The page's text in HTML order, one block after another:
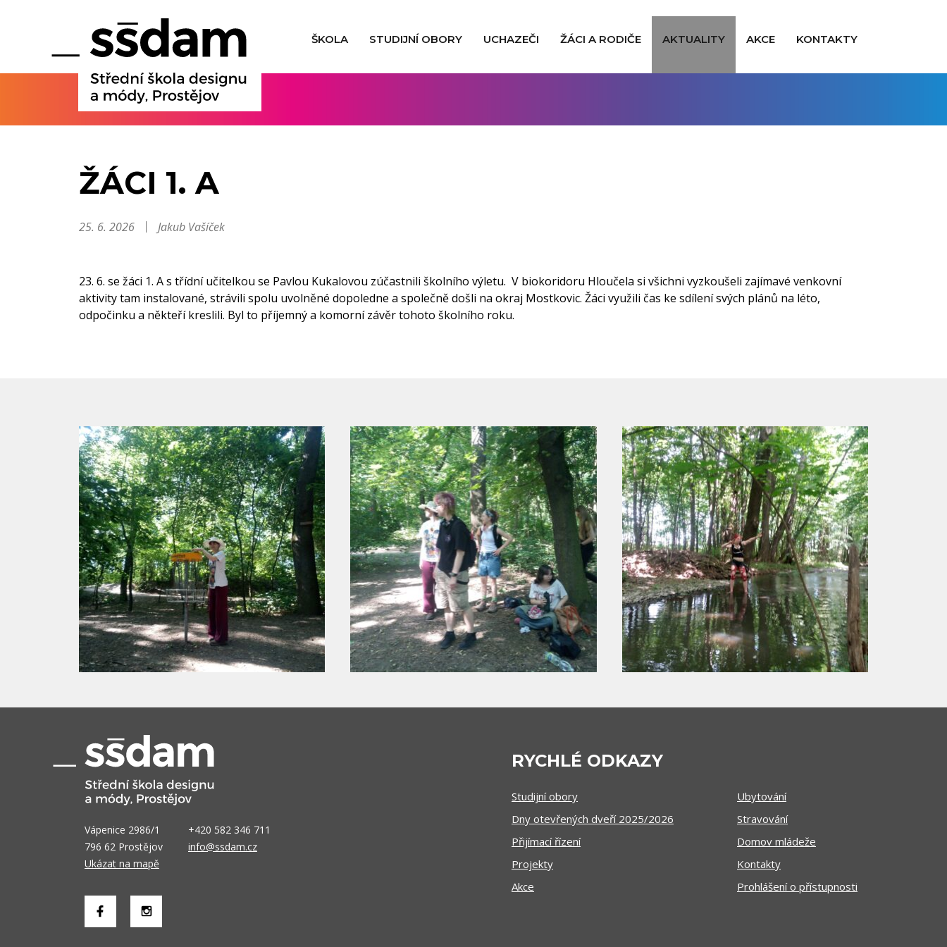
ŠKOLA STUDIJNÍ OBORY UCHAZEČI ŽÁCI A RODIČE AKTUALITY AKCE KONTAKTY
ŽÁCI 1. A
25. 6. 2026 Jakub Vašíček
23. 6. se žáci 1. A s třídní učitelkou se Pavlou Kukalovou zúčastnili školního výletu. V biokoridoru Hloučela si všichni vyzkoušeli zajímavé venkovní
aktivity tam instalované, strávili spolu uvolněné dopoledne a společně došli na okraj Mostkovic. Žáci využili čas ke sdílení svých plánů na léto,
odpočinku a někteří kreslili. Byl to příjemný a komorní závěr tohoto školního roku.
Vápenice 2986/1
796 62 Prostějov
Ukázat na mapě
+420 582 346 711
info@ssdam.cz
RYCHLÉ ODKAZY
Studijní obory
Dny otevřených dveří 2025/2026
Přijímací řízení
Projekty
Akce
Ubytování
Stravování
Domov mládeže
Kontakty
Prohlášení o přístupnosti